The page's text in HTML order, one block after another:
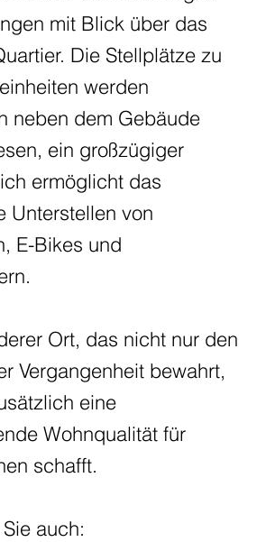
mit Blick über das
Die Stellplätze zu
werden
neben dem Gebäude
ein großzügiger
ermöglicht das
Unterstellen von
E-Bikes und
Ort, das nicht nur den
Vergangenheit bewahrt,
eine
Wohnqualität für
schafft.
auch: